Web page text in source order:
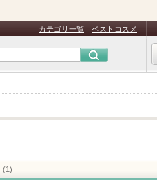
カテゴリ一覧 ベストコスメ
(1)